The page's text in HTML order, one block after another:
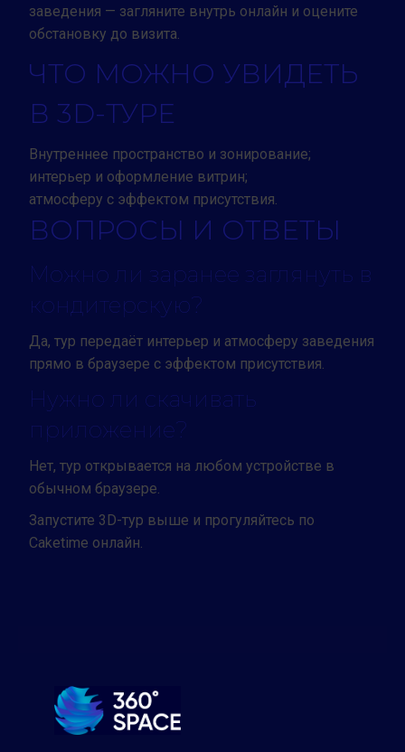
заведения — загляните внутрь онлайн и оцените
обстановку до визита.
ЧТО МОЖНО УВИДЕТЬ
В 3D-ТУРЕ
Внутреннее пространство и зонирование;
интерьер и оформление витрин;
атмосферу с эффектом присутствия.
ВОПРОСЫ И ОТВЕТЫ
Можно ли заранее заглянуть в
кондитерскую?
Да, тур передаёт интерьер и атмосферу заведения
прямо в браузере с эффектом присутствия.
Нужно ли скачивать
приложение?
Нет, тур открывается на любом устройстве в
обычном браузере.
Запустите 3D-тур выше и прогуляйтесь по
Caketime онлайн.